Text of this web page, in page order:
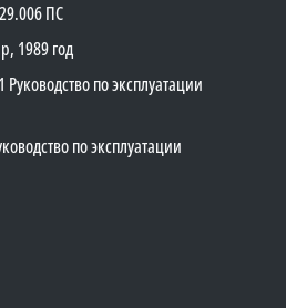
ПС
1989 год
по эксплуатации
по эксплуатации